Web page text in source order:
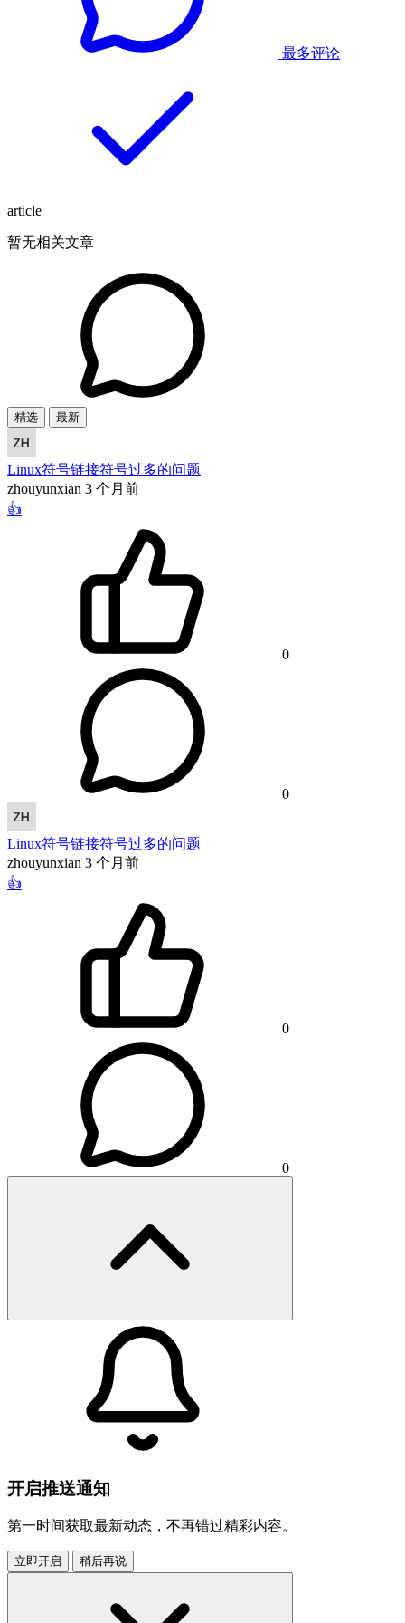
最多评论
article
暂无相关文章
精选 最新
Linux符号链接符号过多的问题
zhouyunxian 3 个月前
👍
0
0
Linux符号链接符号过多的问题
zhouyunxian 3 个月前
👍
0
0
开启推送通知
第一时间获取最新动态，不再错过精彩内容。
立即开启 稍后再说